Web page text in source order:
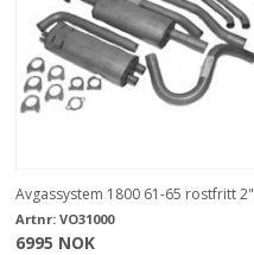
Avgassystem 1800 61-65 rostfritt 2"
Artnr: VO31000
6995 NOK